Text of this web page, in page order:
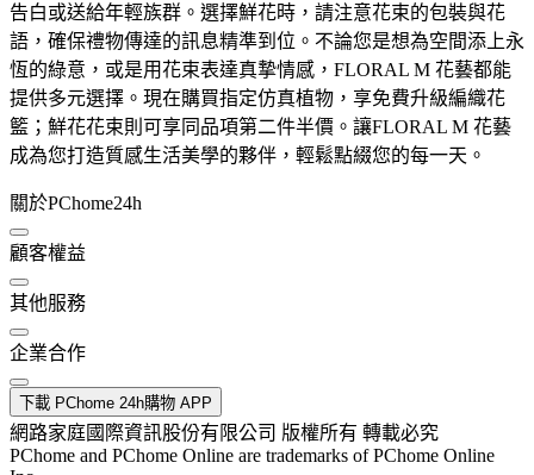
告白或送給年輕族群。選擇鮮花時，請注意花束的包裝與花
語，確保禮物傳達的訊息精準到位。不論您是想為空間添上永
恆的綠意，或是用花束表達真摯情感，FLORAL M 花藝都能
提供多元選擇。現在購買指定仿真植物，享免費升級編織花
籃；鮮花花束則可享同品項第二件半價。讓FLORAL M 花藝
成為您打造質感生活美學的夥伴，輕鬆點綴您的每一天。
關於PChome24h
顧客權益
其他服務
企業合作
下載 PChome 24h購物 APP
網路家庭國際資訊股份有限公司 版權所有 轉載必究
PChome and PChome Online are trademarks of PChome Online